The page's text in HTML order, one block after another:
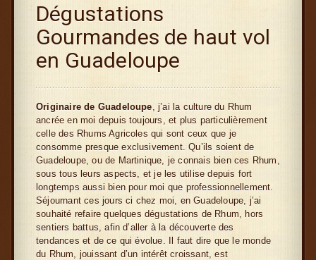
Dégustations
Gourmandes de haut vol
en Guadeloupe
Originaire de Guadeloupe , j’ai la culture du Rhum
ancrée en moi depuis toujours, et plus particulièrement
celle des Rhums Agricoles qui sont ceux que je
consomme presque exclusivement. Qu’ils soient de
Guadeloupe, ou de Martinique, je connais bien ces Rhum,
sous tous leurs aspects, et je les utilise depuis fort
longtemps aussi bien pour moi que professionnellement.
Séjournant ces jours ci chez moi, en Guadeloupe, j’ai
souhaité refaire quelques dégustations de Rhum, hors
sentiers battus, afin d’aller à la découverte des
tendances et de ce qui évolue. Il faut dire que le monde
du Rhum, jouissant d’un intérêt croissant, est